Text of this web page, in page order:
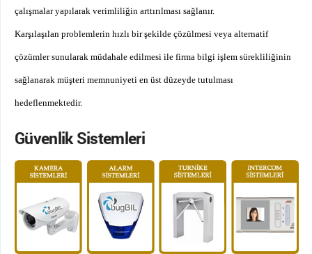
çalışmalar yapılarak verimliliğin arttırılması sağlanır.
Karşılaşılan problemlerin hızlı bir şekilde çözülmesi veya alternatif
çözümler sunularak müdahale edilmesi ile firma bilgi işlem sürekliliğinin
sağlanarak müşteri memnuniyeti en üst düzeyde tutulması
hedeflenmektedir.
Güvenlik Sistemleri